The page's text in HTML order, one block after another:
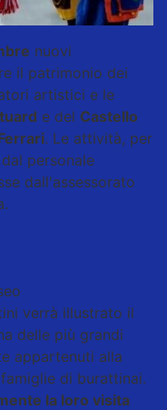
nuovi
il patrimonio dei
artistici e le
e del Castello
. Le attività, per
personale
dall'assessorato
verrà illustrato il
delle più grandi
appartenuti alla
di burattinai.
la loro visita